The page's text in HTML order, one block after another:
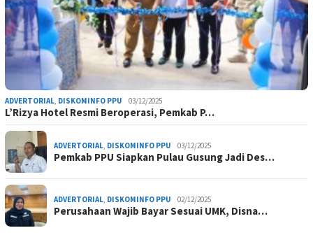
ADVERTORIAL DISKOMINFO PPU 03/12/2025
L’Rizya Hotel Resmi Beroperasi, Pemkab P…
ADVERTORIAL DISKOMINFO PPU 03/12/2025
Pemkab PPU Siapkan Pulau Gusung Jadi Des…
ADVERTORIAL DISKOMINFO PPU 02/12/2025
Perusahaan Wajib Bayar Sesuai UMK, Disna…